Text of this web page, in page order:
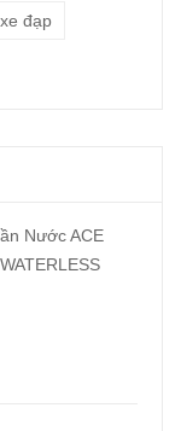
đạp
Nước ACE